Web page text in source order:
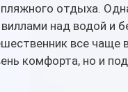
отдыха.
над водой и
все чаще
комфорта, но и